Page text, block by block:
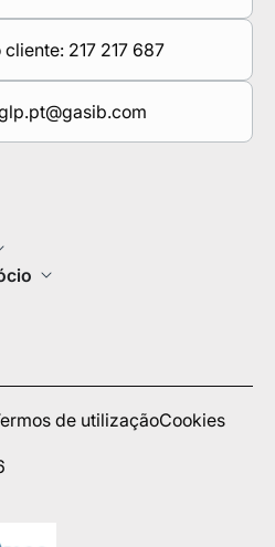
217 217 687
de utilizaçãoCookies